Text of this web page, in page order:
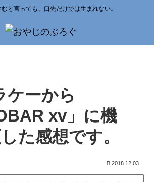
と言っても、口先だけでは生まれない。
ケーから
xv」に機
た感想です。
2018.12.03